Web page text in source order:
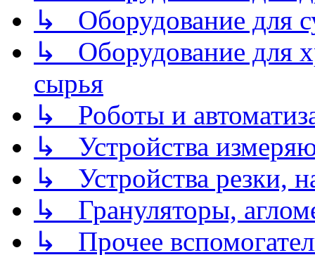
↳ Оборудование для
↳ Оборудование для
сырья
↳ Роботы и
↳ Устройства
↳ Устройства резки,
↳ Грануляторы,
↳ Прочее